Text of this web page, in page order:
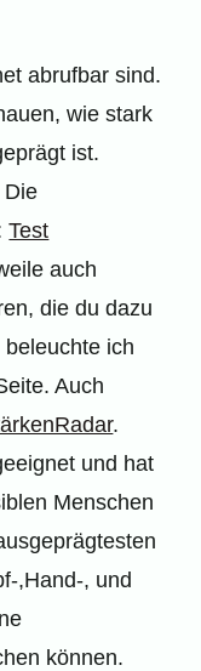
abrufbar sind.
wie stark
ist.
Die
Test
auch
die du dazu
ich
Auch
.
und hat
Menschen
,Hand-, und
können.